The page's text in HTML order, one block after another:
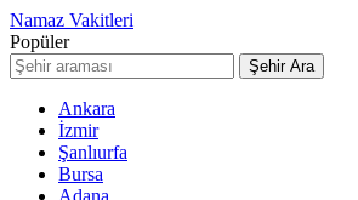
Namaz Vakitleri
Popüler
Şehir Ara
Ankara
İzmir
Şanlıurfa
Bursa
Adana